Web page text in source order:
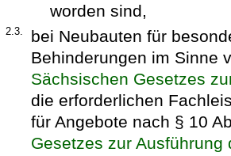
worden sind,
2.3.
bei Neubauten für
Behinderungen im Sinne
Sächsischen Gesetzes
die erforderlichen
für Angebote nach § 10
Gesetzes zur